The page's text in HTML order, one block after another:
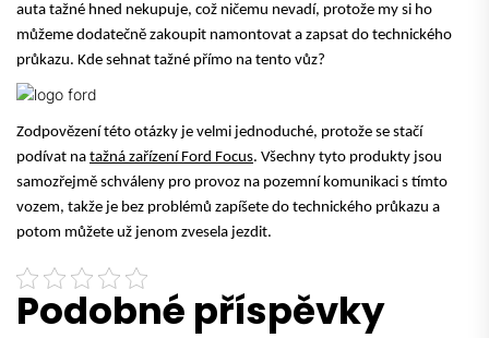
auta tažné hned nekupuje, což ničemu nevadí, protože my si ho
můžeme dodatečně zakoupit namontovat a zapsat do technického
průkazu. Kde sehnat tažné přímo na tento vůz?
Zodpovězení této otázky je velmi jednoduché, protože se stačí
podívat na tažná zařízení Ford Focus. Všechny tyto produkty jsou
samozřejmě schváleny pro provoz na pozemní komunikaci s tímto
vozem, takže je bez problémů zapíšete do technického průkazu a
potom můžete už jenom zvesela jezdit.
Podobné příspěvky